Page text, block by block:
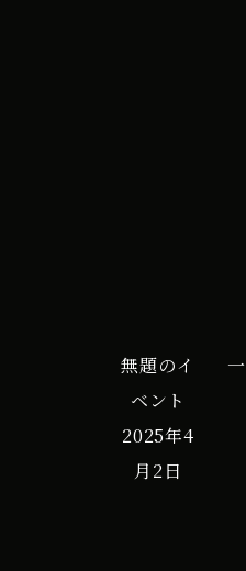
無題のイ
ベント
2025年4
月2日